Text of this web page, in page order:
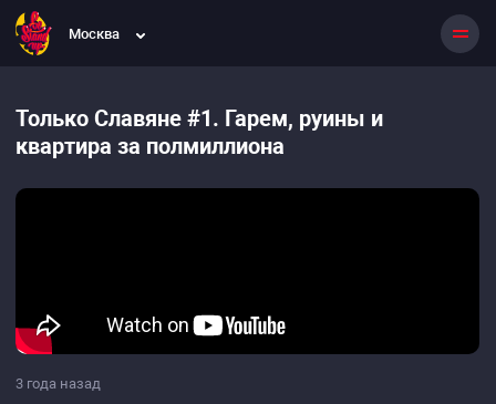
Москва
Только Славяне #1. Гарем, руины и
квартира за полмиллиона
3 года назад